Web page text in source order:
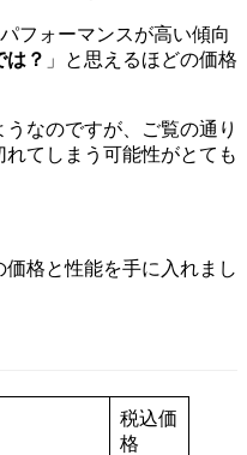
フォーマンスが高い傾向
は？ 」と思えるほどの価格
なのですが、ご覧の通り
てしまう可能性がとても
格と性能を手に入れまし
税込価
格